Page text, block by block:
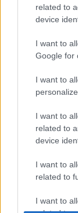
related to
device
I want to
Google for
I want to
I want to
related to
device
I want to
related to
I want to